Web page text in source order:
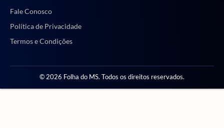
Fale Conosco
Política de Privacidade
Termos e Condições
© 2026 Folha do MS. Todos os direitos reservados.